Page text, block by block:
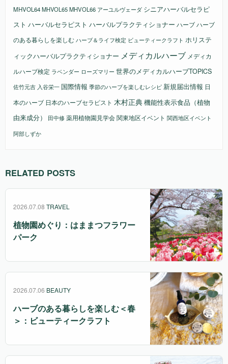
MHVOL64MHVOL65MHVOL66 アーユルヴェーダ シニアハーバルセラピ
スト ハーバルセラピスト ハーバルプラクティショナー ハーブハーブ
のある暮らしを楽しむ ハーブ＆ライフ検定 ビューティークラフト ホリステ
ィックハーバルプラクティショナー メディカルハーブ メディカ
ルハーブ検定 ラベンダー ローズマリー 世界のメディカルハーブTOPICS
佐竹元吉 入谷栄一 国際情報 季節のハーブを楽しむレシピ 新規届出情報 日
本のハーブ 日本のハーブセラピスト 木村正典機能性表示食品（植物
由来成分）
田中修 薬用植物園見学会関東地区イベント 関西地区イベント
阿部しずか
RELATED POSTS
2026.07.08 TRAVEL
植物園めぐり：はままつフラワー
パーク
2026.07.06 BEAUTY
ハーブのある暮らしを楽しむ＜春
＞：ビューティークラフト